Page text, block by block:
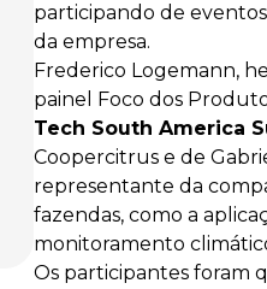
participando de
da empresa.
Frederico Logemann,
painel Foco dos
Tech South America
Coopercitrus e de
representante da
fazendas, como a
monitoramento
Os participantes foram